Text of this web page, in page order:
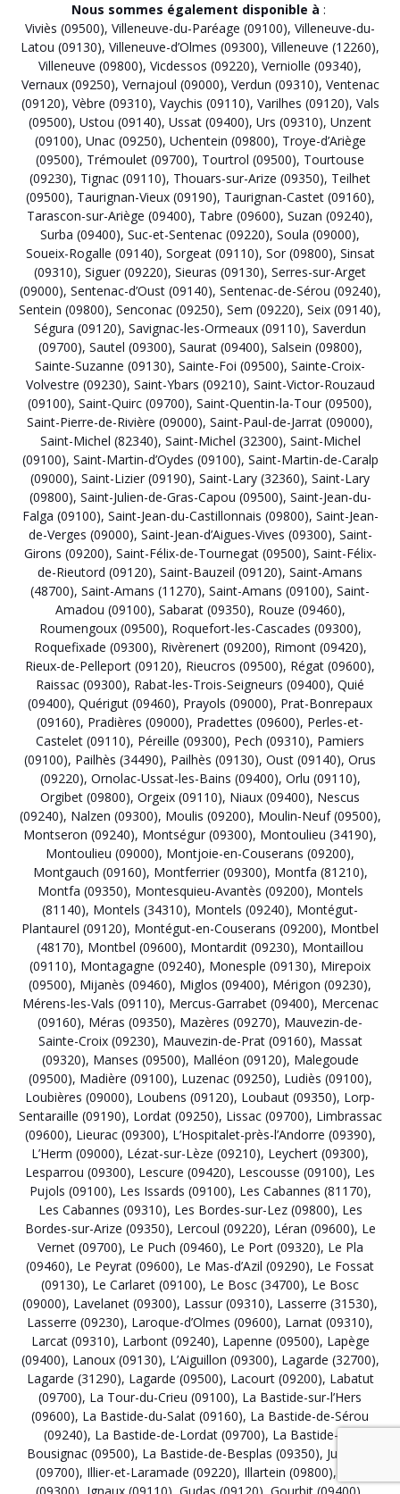
Nous sommes également disponible à :
Viviès (09500), Villeneuve-du-Paréage (09100), Villeneuve-du-
Latou (09130), Villeneuve-d’Olmes (09300), Villeneuve (12260),
Villeneuve (09800), Vicdessos (09220), Verniolle (09340),
Vernaux (09250), Vernajoul (09000), Verdun (09310), Ventenac
(09120), Vèbre (09310), Vaychis (09110), Varilhes (09120), Vals
(09500), Ustou (09140), Ussat (09400), Urs (09310), Unzent
(09100), Unac (09250), Uchentein (09800), Troye-d’Ariège
(09500), Trémoulet (09700), Tourtrol (09500), Tourtouse
(09230), Tignac (09110), Thouars-sur-Arize (09350), Teilhet
(09500), Taurignan-Vieux (09190), Taurignan-Castet (09160),
Tarascon-sur-Ariège (09400), Tabre (09600), Suzan (09240),
Surba (09400), Suc-et-Sentenac (09220), Soula (09000),
Soueix-Rogalle (09140), Sorgeat (09110), Sor (09800), Sinsat
(09310), Siguer (09220), Sieuras (09130), Serres-sur-Arget
(09000), Sentenac-d’Oust (09140), Sentenac-de-Sérou (09240),
Sentein (09800), Senconac (09250), Sem (09220), Seix (09140),
Ségura (09120), Savignac-les-Ormeaux (09110), Saverdun
(09700), Sautel (09300), Saurat (09400), Salsein (09800),
Sainte-Suzanne (09130), Sainte-Foi (09500), Sainte-Croix-
Volvestre (09230), Saint-Ybars (09210), Saint-Victor-Rouzaud
(09100), Saint-Quirc (09700), Saint-Quentin-la-Tour (09500),
Saint-Pierre-de-Rivière (09000), Saint-Paul-de-Jarrat (09000),
Saint-Michel (82340), Saint-Michel (32300), Saint-Michel
(09100), Saint-Martin-d’Oydes (09100), Saint-Martin-de-Caralp
(09000), Saint-Lizier (09190), Saint-Lary (32360), Saint-Lary
(09800), Saint-Julien-de-Gras-Capou (09500), Saint-Jean-du-
Falga (09100), Saint-Jean-du-Castillonnais (09800), Saint-Jean-
de-Verges (09000), Saint-Jean-d’Aigues-Vives (09300), Saint-
Girons (09200), Saint-Félix-de-Tournegat (09500), Saint-Félix-
de-Rieutord (09120), Saint-Bauzeil (09120), Saint-Amans
(48700), Saint-Amans (11270), Saint-Amans (09100), Saint-
Amadou (09100), Sabarat (09350), Rouze (09460),
Roumengoux (09500), Roquefort-les-Cascades (09300),
Roquefixade (09300), Rivèrenert (09200), Rimont (09420),
Rieux-de-Pelleport (09120), Rieucros (09500), Régat (09600),
Raissac (09300), Rabat-les-Trois-Seigneurs (09400), Quié
(09400), Quérigut (09460), Prayols (09000), Prat-Bonrepaux
(09160), Pradières (09000), Pradettes (09600), Perles-et-
Castelet (09110), Péreille (09300), Pech (09310), Pamiers
(09100), Pailhès (34490), Pailhès (09130), Oust (09140), Orus
(09220), Ornolac-Ussat-les-Bains (09400), Orlu (09110),
Orgibet (09800), Orgeix (09110), Niaux (09400), Nescus
(09240), Nalzen (09300), Moulis (09200), Moulin-Neuf (09500),
Montseron (09240), Montségur (09300), Montoulieu (34190),
Montoulieu (09000), Montjoie-en-Couserans (09200),
Montgauch (09160), Montferrier (09300), Montfa (81210),
Montfa (09350), Montesquieu-Avantès (09200), Montels
(81140), Montels (34310), Montels (09240), Montégut-
Plantaurel (09120), Montégut-en-Couserans (09200), Montbel
(48170), Montbel (09600), Montardit (09230), Montaillou
(09110), Montagagne (09240), Monesple (09130), Mirepoix
(09500), Mijanès (09460), Miglos (09400), Mérigon (09230),
Mérens-les-Vals (09110), Mercus-Garrabet (09400), Mercenac
(09160), Méras (09350), Mazères (09270), Mauvezin-de-
Sainte-Croix (09230), Mauvezin-de-Prat (09160), Massat
(09320), Manses (09500), Malléon (09120), Malegoude
(09500), Madière (09100), Luzenac (09250), Ludiès (09100),
Loubières (09000), Loubens (09120), Loubaut (09350), Lorp-
Sentaraille (09190), Lordat (09250), Lissac (09700), Limbrassac
(09600), Lieurac (09300), L’Hospitalet-près-l’Andorre (09390),
L’Herm (09000), Lézat-sur-Lèze (09210), Leychert (09300),
Lesparrou (09300), Lescure (09420), Lescousse (09100), Les
Pujols (09100), Les Issards (09100), Les Cabannes (81170),
Les Cabannes (09310), Les Bordes-sur-Lez (09800), Les
Bordes-sur-Arize (09350), Lercoul (09220), Léran (09600), Le
Vernet (09700), Le Puch (09460), Le Port (09320), Le Pla
(09460), Le Peyrat (09600), Le Mas-d’Azil (09290), Le Fossat
(09130), Le Carlaret (09100), Le Bosc (34700), Le Bosc
(09000), Lavelanet (09300), Lassur (09310), Lasserre (31530),
Lasserre (09230), Laroque-d’Olmes (09600), Larnat (09310),
Larcat (09310), Larbont (09240), Lapenne (09500), Lapège
(09400), Lanoux (09130), L’Aiguillon (09300), Lagarde (32700),
Lagarde (31290), Lagarde (09500), Lacourt (09200), Labatut
(09700), La Tour-du-Crieu (09100), La Bastide-sur-l’Hers
(09600), La Bastide-du-Salat (09160), La Bastide-de-Sérou
(09240), La Bastide-de-Lordat (09700), La Bastide-de-
Bousignac (09500), La Bastide-de-Besplas (09350), Justiniac
(09700), Illier-et-Laramade (09220), Illartein (09800),